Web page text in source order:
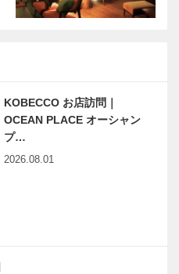
KOBECCO お店訪問｜
OCEAN PLACE オーシャン
プ…
2026.08.01